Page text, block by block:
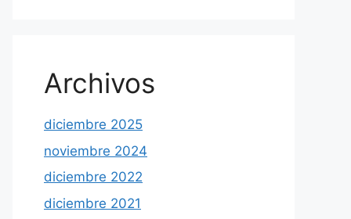
Archivos
diciembre 2025
noviembre 2024
diciembre 2022
diciembre 2021